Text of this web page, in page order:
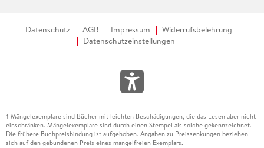
Datenschutz AGB Impressum
Widerrufsbelehrung
Datenschutzeinstellungen
1 Mängelexemplare sind Bücher mit leichten Beschädigungen, die das Lesen aber nicht
einschränken. Mängelexemplare sind durch einen Stempel als solche gekennzeichnet.
Die frühere Buchpreisbindung ist aufgehoben. Angaben zu Preissenkungen beziehen
sich auf den gebundenen Preis eines mangelfreien Exemplars.